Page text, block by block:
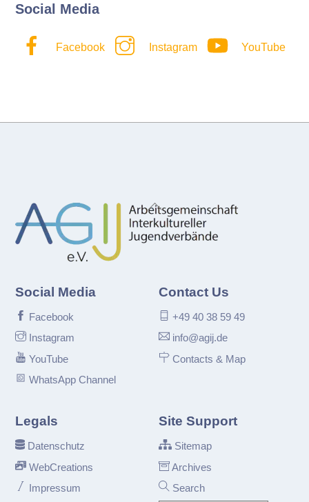
Social Media
Facebook Instagram YouTube
Back
To
Top
Social Media
Facebook
Instagram
YouTube
WhatsApp Channel
Contact Us
+49 40 38 59 49
info@agij.de
Contacts & Map
Legals
Datenschutz
WebCreations
Impressum
Site Support
Sitemap
Archives
Search